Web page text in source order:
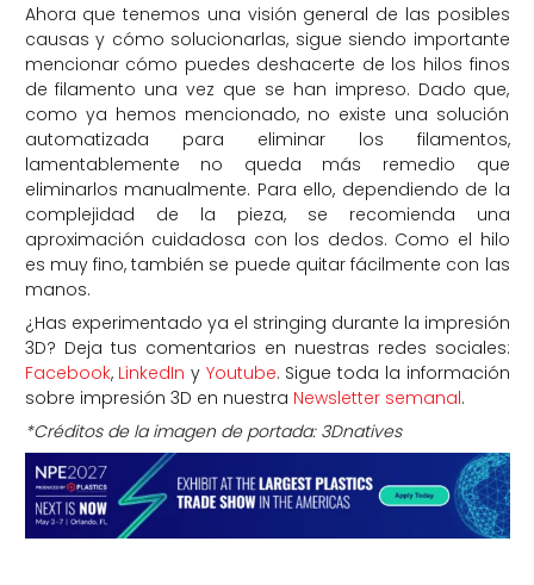
Ahora que tenemos una visión general de las posibles
causas y cómo solucionarlas, sigue siendo importante
mencionar cómo puedes deshacerte de los hilos finos
de filamento una vez que se han impreso. Dado que,
como ya hemos mencionado, no existe una solución
automatizada para eliminar los filamentos,
lamentablemente no queda más remedio que
eliminarlos manualmente. Para ello, dependiendo de la
complejidad de la pieza, se recomienda una
aproximación cuidadosa con los dedos. Como el hilo
es muy fino, también se puede quitar fácilmente con las
manos.
¿Has experimentado ya el stringing durante la impresión
3D? Deja tus comentarios en nuestras redes sociales:
Facebook, LinkedIn y Youtube. Sigue toda la información
sobre impresión 3D en nuestra Newsletter semanal.
*Créditos de la imagen de portada: 3Dnatives